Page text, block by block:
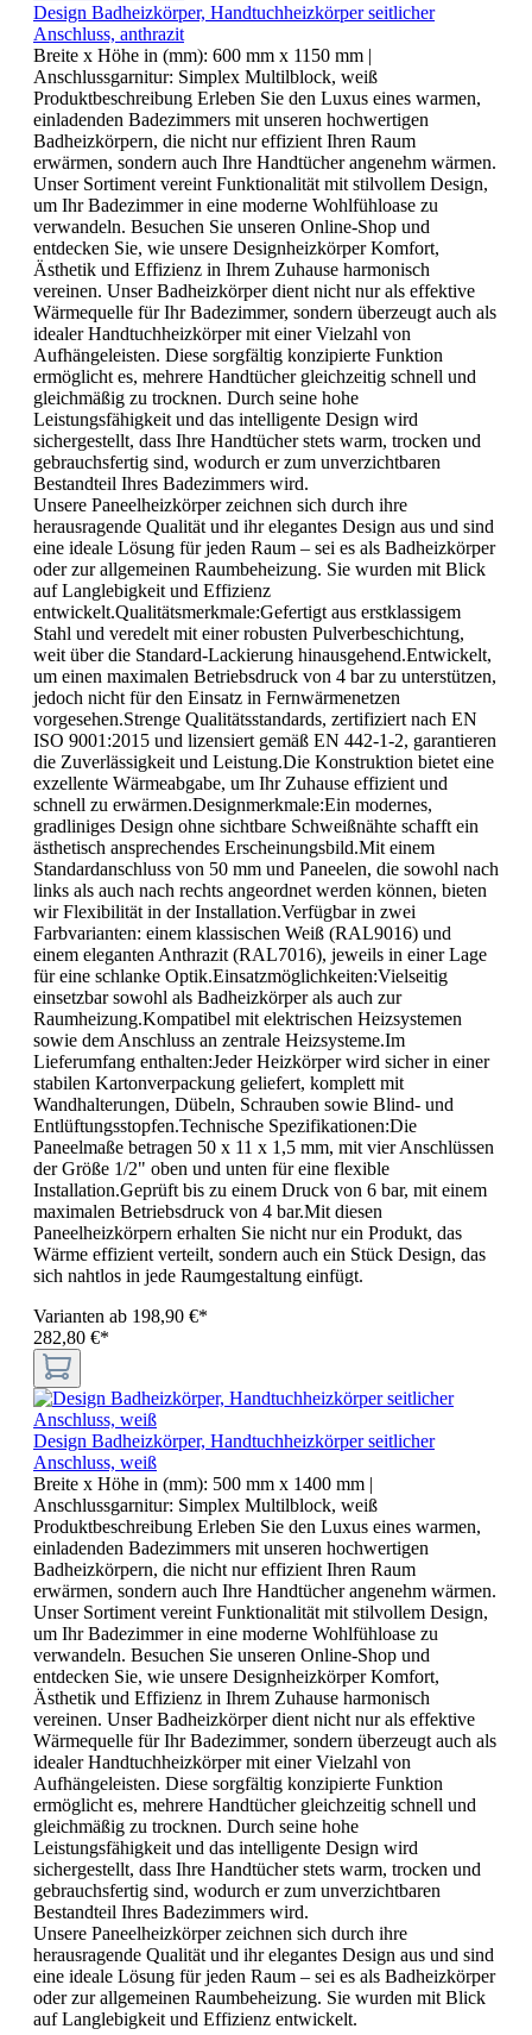
Design Badheizkörper, Handtuchheizkörper seitlicher
Anschluss, anthrazit
Breite x Höhe in (mm): 600 mm x 1150 mm |
Anschlussgarnitur: Simplex Multilblock, weiß
Produktbeschreibung Erleben Sie den Luxus eines warmen,
einladenden Badezimmers mit unseren hochwertigen
Badheizkörpern, die nicht nur effizient Ihren Raum
erwärmen, sondern auch Ihre Handtücher angenehm wärmen.
Unser Sortiment vereint Funktionalität mit stilvollem Design,
um Ihr Badezimmer in eine moderne Wohlfühloase zu
verwandeln. Besuchen Sie unseren Online-Shop und
entdecken Sie, wie unsere Designheizkörper Komfort,
Ästhetik und Effizienz in Ihrem Zuhause harmonisch
vereinen. Unser Badheizkörper dient nicht nur als effektive
Wärmequelle für Ihr Badezimmer, sondern überzeugt auch als
idealer Handtuchheizkörper mit einer Vielzahl von
Aufhängeleisten. Diese sorgfältig konzipierte Funktion
ermöglicht es, mehrere Handtücher gleichzeitig schnell und
gleichmäßig zu trocknen. Durch seine hohe
Leistungsfähigkeit und das intelligente Design wird
sichergestellt, dass Ihre Handtücher stets warm, trocken und
gebrauchsfertig sind, wodurch er zum unverzichtbaren
Bestandteil Ihres Badezimmers wird.
Unsere Paneelheizkörper zeichnen sich durch ihre
herausragende Qualität und ihr elegantes Design aus und sind
eine ideale Lösung für jeden Raum – sei es als Badheizkörper
oder zur allgemeinen Raumbeheizung. Sie wurden mit Blick
auf Langlebigkeit und Effizienz
entwickelt.Qualitätsmerkmale:Gefertigt aus erstklassigem
Stahl und veredelt mit einer robusten Pulverbeschichtung,
weit über die Standard-Lackierung hinausgehend.Entwickelt,
um einen maximalen Betriebsdruck von 4 bar zu unterstützen,
jedoch nicht für den Einsatz in Fernwärmenetzen
vorgesehen.Strenge Qualitätsstandards, zertifiziert nach EN
ISO 9001:2015 und lizensiert gemäß EN 442-1-2, garantieren
die Zuverlässigkeit und Leistung.Die Konstruktion bietet eine
exzellente Wärmeabgabe, um Ihr Zuhause effizient und
schnell zu erwärmen.Designmerkmale:Ein modernes,
gradliniges Design ohne sichtbare Schweißnähte schafft ein
ästhetisch ansprechendes Erscheinungsbild.Mit einem
Standardanschluss von 50 mm und Paneelen, die sowohl nach
links als auch nach rechts angeordnet werden können, bieten
wir Flexibilität in der Installation.Verfügbar in zwei
Farbvarianten: einem klassischen Weiß (RAL9016) und
einem eleganten Anthrazit (RAL7016), jeweils in einer Lage
für eine schlanke Optik.Einsatzmöglichkeiten:Vielseitig
einsetzbar sowohl als Badheizkörper als auch zur
Raumheizung.Kompatibel mit elektrischen Heizsystemen
sowie dem Anschluss an zentrale Heizsysteme.Im
Lieferumfang enthalten:Jeder Heizkörper wird sicher in einer
stabilen Kartonverpackung geliefert, komplett mit
Wandhalterungen, Dübeln, Schrauben sowie Blind- und
Entlüftungsstopfen.Technische Spezifikationen:Die
Paneelmaße betragen 50 x 11 x 1,5 mm, mit vier Anschlüssen
der Größe 1/2" oben und unten für eine flexible
Installation.Geprüft bis zu einem Druck von 6 bar, mit einem
maximalen Betriebsdruck von 4 bar.Mit diesen
Paneelheizkörpern erhalten Sie nicht nur ein Produkt, das
Wärme effizient verteilt, sondern auch ein Stück Design, das
sich nahtlos in jede Raumgestaltung einfügt.
Varianten ab 198,90 €*
282,80 €*
Design Badheizkörper, Handtuchheizkörper seitlicher
Anschluss, weiß
Breite x Höhe in (mm): 500 mm x 1400 mm |
Anschlussgarnitur: Simplex Multilblock, weiß
Produktbeschreibung Erleben Sie den Luxus eines warmen,
einladenden Badezimmers mit unseren hochwertigen
Badheizkörpern, die nicht nur effizient Ihren Raum
erwärmen, sondern auch Ihre Handtücher angenehm wärmen.
Unser Sortiment vereint Funktionalität mit stilvollem Design,
um Ihr Badezimmer in eine moderne Wohlfühloase zu
verwandeln. Besuchen Sie unseren Online-Shop und
entdecken Sie, wie unsere Designheizkörper Komfort,
Ästhetik und Effizienz in Ihrem Zuhause harmonisch
vereinen. Unser Badheizkörper dient nicht nur als effektive
Wärmequelle für Ihr Badezimmer, sondern überzeugt auch als
idealer Handtuchheizkörper mit einer Vielzahl von
Aufhängeleisten. Diese sorgfältig konzipierte Funktion
ermöglicht es, mehrere Handtücher gleichzeitig schnell und
gleichmäßig zu trocknen. Durch seine hohe
Leistungsfähigkeit und das intelligente Design wird
sichergestellt, dass Ihre Handtücher stets warm, trocken und
gebrauchsfertig sind, wodurch er zum unverzichtbaren
Bestandteil Ihres Badezimmers wird.
Unsere Paneelheizkörper zeichnen sich durch ihre
herausragende Qualität und ihr elegantes Design aus und sind
eine ideale Lösung für jeden Raum – sei es als Badheizkörper
oder zur allgemeinen Raumbeheizung. Sie wurden mit Blick
auf Langlebigkeit und Effizienz entwickelt.